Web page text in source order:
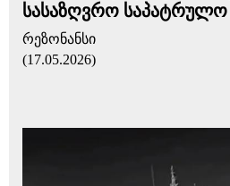
სასაზღვრო საპატრულო
რეზონანსი
(17.05.2026)